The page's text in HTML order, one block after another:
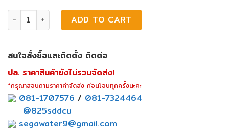
เครื่องเกลือ BSV N Bsalt 15 quantity
ADD TO CART
สนใจสั่งซื้อและติดตั้ง ติดต่อ
ปล. ราคาสินค้ายังไม่รวมจัดส่ง!
*กรุณาสอบถามราคาค่าจัดส่ง ก่อนโอนทุกครั้งนะคะ
081-1707576 / 081-7324464
@825sddcu
segawater9@gmail.com